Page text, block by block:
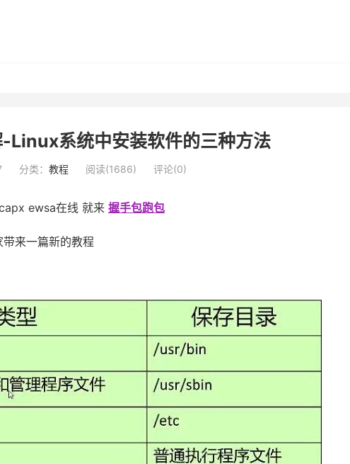
Linux系统中安装软件的三种方法
分类： 教程 阅读(1686) 评论(0)
ewsa在线 就来 握手包跑包
来一篇新的教程